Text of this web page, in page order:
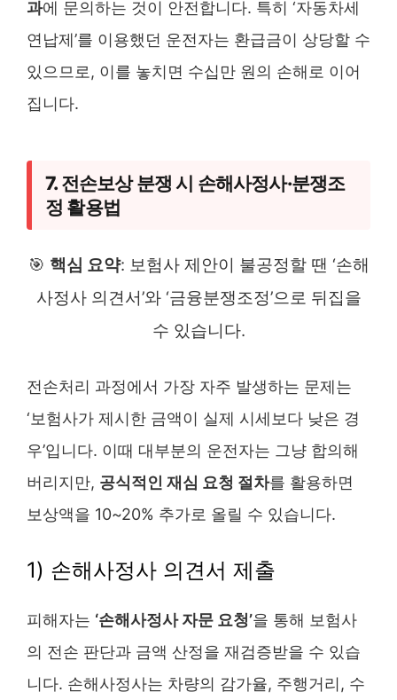
과에 문의하는 것이 안전합니다. 특히 ‘자동차세
연납제’를 이용했던 운전자는 환급금이 상당할 수
있으므로, 이를 놓치면 수십만 원의 손해로 이어
집니다.
7. 전손보상 분쟁 시 손해사정사·분쟁조
정 활용법
🎯 핵심 요약: 보험사 제안이 불공정할 땐 ‘손해
사정사 의견서’와 ‘금융분쟁조정’으로 뒤집을
수 있습니다.
전손처리 과정에서 가장 자주 발생하는 문제는
‘보험사가 제시한 금액이 실제 시세보다 낮은 경
우’입니다. 이때 대부분의 운전자는 그냥 합의해
버리지만, 공식적인 재심 요청 절차를 활용하면
보상액을 10~20% 추가로 올릴 수 있습니다.
1) 손해사정사 의견서 제출
피해자는 ‘손해사정사 자문 요청’을 통해 보험사
의 전손 판단과 금액 산정을 재검증받을 수 있습
니다. 손해사정사는 차량의 감가율, 주행거리, 수